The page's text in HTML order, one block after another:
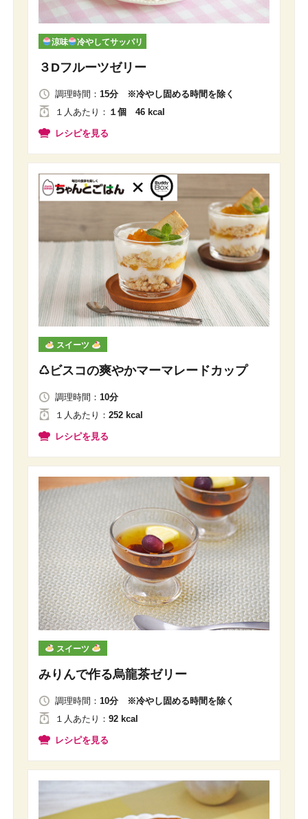
涼味 冷やしてサッパリ
３Dフルーツゼリー
調理時間： 15分 ※冷やし固める時間を除く
１人 あたり ： １個 46 kcal
レシピを見る
スイーツ
♺ビスコの爽やかマーマレードカップ
調理時間： 10分
１人あたり ： 252 kcal
レシピを見る
スイーツ
みりんで作る烏龍茶ゼリー
調理時間： 10分 ※冷やし固める時間を除く
１人 あたり ： 92 kcal
レシピを見る